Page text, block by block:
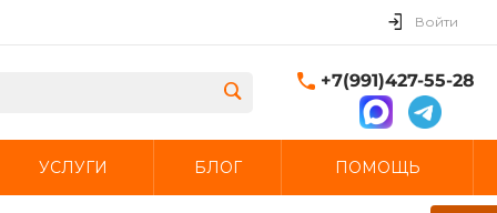
Войти
+7(991)427-55-28
УСЛУГИ БЛОГ ПОМОЩЬ